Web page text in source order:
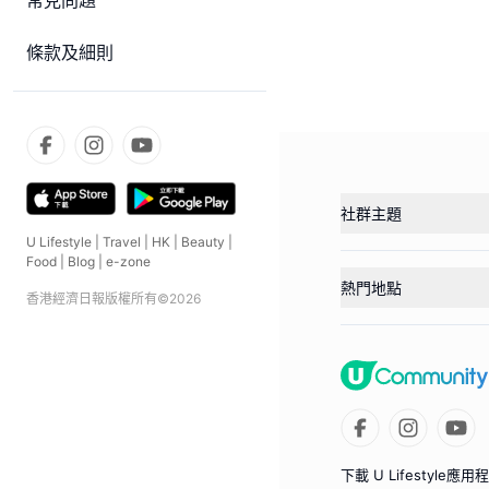
條款及細則
U Lifestyle Travel HK Beauty
Food
Blog e-zone
香港經濟日報版權所有©2026
社群主題
熱門地點
下載 U Lifestyle應用